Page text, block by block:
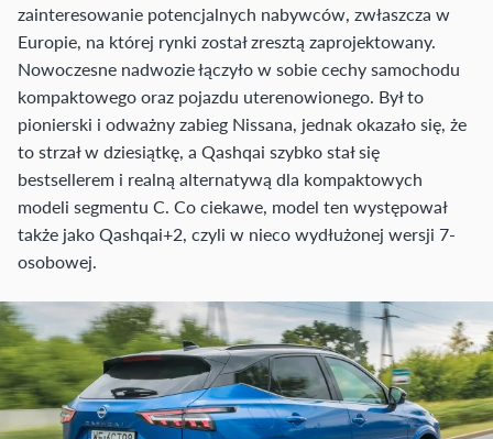
zainteresowanie potencjalnych nabywców, zwłaszcza w
Europie, na której rynki został zresztą zaprojektowany.
Nowoczesne nadwozie łączyło w sobie cechy samochodu
kompaktowego oraz pojazdu uterenowionego. Był to
pionierski i odważny zabieg Nissana, jednak okazało się, że
to strzał w dziesiątkę, a Qashqai szybko stał się
bestsellerem i realną alternatywą dla kompaktowych
modeli segmentu C. Co ciekawe, model ten występował
także jako Qashqai+2, czyli w nieco wydłużonej wersji 7-
osobowej.